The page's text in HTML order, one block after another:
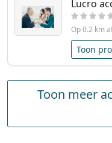
Lucro
Op 0.2 km
Toon
Toon meer